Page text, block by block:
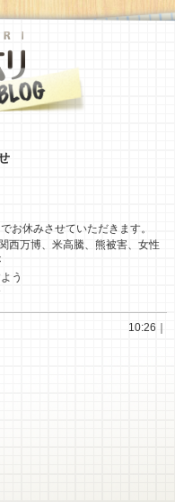
お休みさせていただきます。
西万博、米高騰、熊被害、女性
う
10:26｜